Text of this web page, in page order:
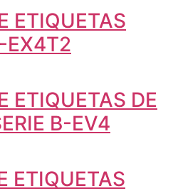
ETIQUETAS
EX4T2
ETIQUETAS DE
B-EV4
ETIQUETAS